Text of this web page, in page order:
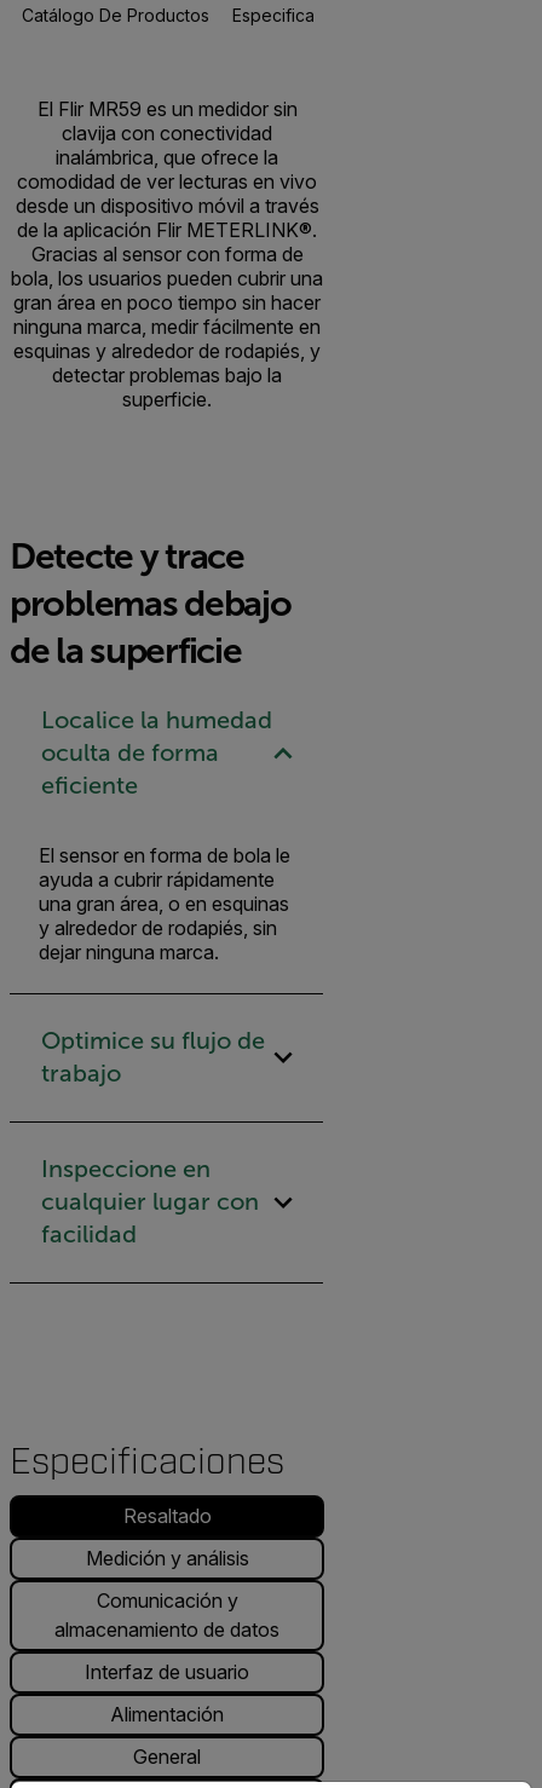
Catálogo De Productos Especificaciones
El Flir MR59 es un medidor sin
clavija con conectividad
inalámbrica, que ofrece la
comodidad de ver lecturas en vivo
desde un dispositivo móvil a través
de la aplicación Flir METERLINK®.
Gracias al sensor con forma de
bola, los usuarios pueden cubrir una
gran área en poco tiempo sin hacer
ninguna marca, medir fácilmente en
esquinas y alrededor de rodapiés, y
detectar problemas bajo la
superficie.
Detecte y trace
problemas debajo
de la superficie
Localice la humedad
oculta de forma
eficiente
El sensor en forma de bola le
ayuda a cubrir rápidamente
una gran área, o en esquinas
y alrededor de rodapiés, sin
dejar ninguna marca.
Optimice su flujo de
trabajo
Inspeccione en
cualquier lugar con
facilidad
Especificaciones
Resaltado
Medición y análisis
Comunicación y
almacenamiento de datos
Interfaz de usuario
Alimentación
General